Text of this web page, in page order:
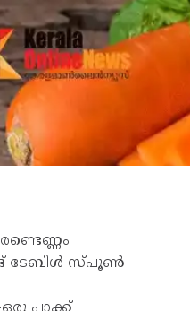
ടേബിൾ സ്പൂൺ